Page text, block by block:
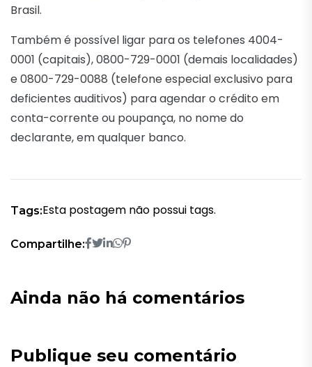
Brasil.
Também é possível ligar para os telefones 4004-
0001 (capitais), 0800-729-0001 (demais localidades)
e 0800-729-0088 (telefone especial exclusivo para
deficientes auditivos) para agendar o crédito em
conta-corrente ou poupança, no nome do
declarante, em qualquer banco.
Tags:Esta postagem não possui tags.
Compartilhe:
Ainda não há comentários
Publique seu comentário